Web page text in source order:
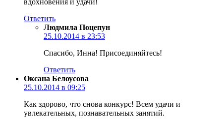
вдохновения и удачи!
Ответить
Людмила Поцепун
25.10.2014 в 23:53
Спасибо, Инна! Присоединяйтесь!
Ответить
Оксана Белоусова
25.10.2014 в 09:25
Как здорово, что снова конкурс! Всем удачи и
увлекательных, познавательных занятий.